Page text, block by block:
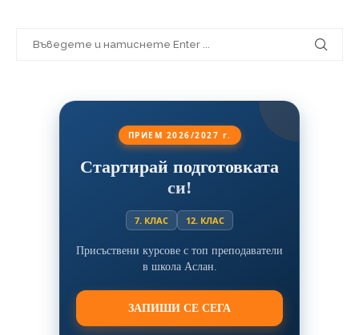
ПРИЕМ 2026/2027 г.
Стартирай подготовката
си!
7. КЛАС 12. КЛАС
Присъствени курсове с топ преподаватели
в школа Аслан.
ЗАПИШИ СЕ СЕГА